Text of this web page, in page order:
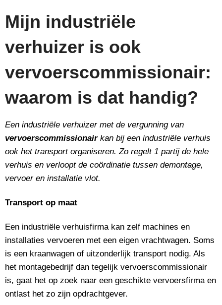
Mijn industriële
verhuizer is ook
vervoerscommissionair:
waarom is dat handig?
Een industriële verhuizer met de vergunning van
vervoerscommissionairkan bij een industriële verhuis
ook het transport organiseren. Zo regelt 1 partij de hele
verhuis en verloopt de coördinatie tussen demontage,
vervoer en installatie vlot.
Transport op maat
Een industriële verhuisfirma kan zelf machines en
installaties vervoeren met een eigen vrachtwagen. Soms
is een kraanwagen of uitzonderlijk transport nodig. Als
het montagebedrijf dan tegelijk vervoerscommissionair
is, gaat het op zoek naar een geschikte vervoersfirma en
ontlast het zo zijn opdrachtgever.